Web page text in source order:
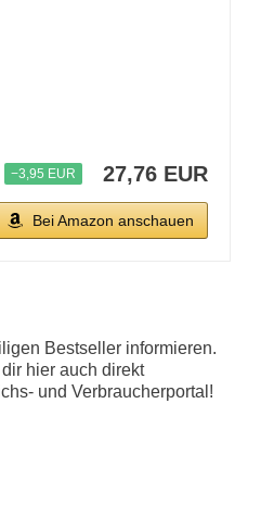
−3,95 EUR 27,76 EUR
Bei Amazon anschauen
Bestseller informieren.
hier auch direkt
und Verbraucherportal!